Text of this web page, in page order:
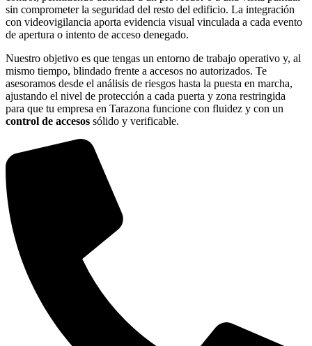
sin comprometer la seguridad del resto del edificio. La integración
con videovigilancia aporta evidencia visual vinculada a cada evento
de apertura o intento de acceso denegado.
Nuestro objetivo es que tengas un entorno de trabajo operativo y, al
mismo tiempo, blindado frente a accesos no autorizados. Te
asesoramos desde el análisis de riesgos hasta la puesta en marcha,
ajustando el nivel de protección a cada puerta y zona restringida
para que tu empresa en Tarazona funcione con fluidez y con un
control de accesos sólido y verificable.